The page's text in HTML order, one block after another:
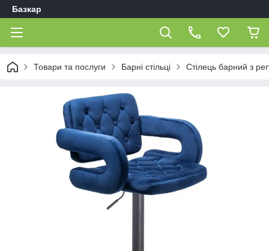
Базкар
Товари та послуги Барні стільці Стілець барний з